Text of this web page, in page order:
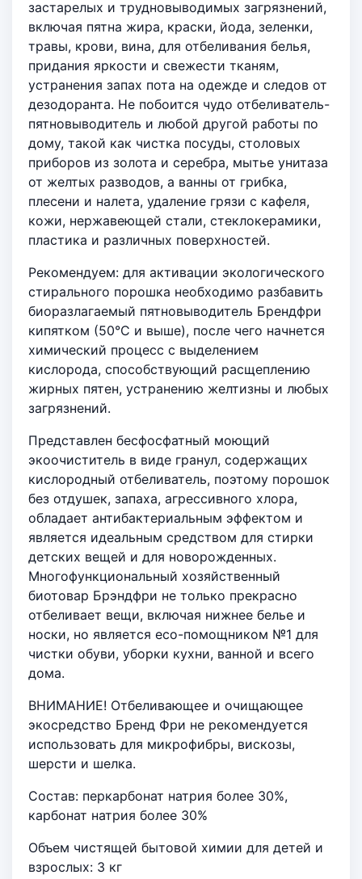
застарелых и трудновыводимых загрязнений,
включая пятна жира, краски, йода, зеленки,
травы, крови, вина, для отбеливания белья,
придания яркости и свежести тканям,
устранения запах пота на одежде и следов от
дезодоранта. Не побоится чудо отбеливатель-
пятновыводитель и любой другой работы по
дому, такой как чистка посуды, столовых
приборов из золота и серебра, мытье унитаза
от желтых разводов, а ванны от грибка,
плесени и налета, удаление грязи с кафеля,
кожи, нержавеющей стали, стеклокерамики,
пластика и различных поверхностей.
Рекомендуем: для активации экологического
стирального порошка необходимо разбавить
биоразлагаемый пятновыводитель Брендфри
кипятком (50°C и выше), после чего начнется
химический процесс с выделением
кислорода, способствующий расщеплению
жирных пятен, устранению желтизны и любых
загрязнений.
Представлен бесфосфатный моющий
экоочиститель в виде гранул, содержащих
кислородный отбеливатель, поэтому порошок
без отдушек, запаха, агрессивного хлора,
обладает антибактериальным эффектом и
является идеальным средством для стирки
детских вещей и для новорожденных.
Многофункциональный хозяйственный
биотовар Брэндфри не только прекрасно
отбеливает вещи, включая нижнее белье и
носки, но является eco-помощником №1 для
чистки обуви, уборки кухни, ванной и всего
дома.
ВНИМАНИЕ! Отбеливающее и очищающее
экосредство Бренд Фри не рекомендуется
использовать для микрофибры, вискозы,
шерсти и шелка.
Состав: перкарбонат натрия более 30%,
карбонат натрия более 30%
Объем чистящей бытовой химии для детей и
взрослых: 3 кг